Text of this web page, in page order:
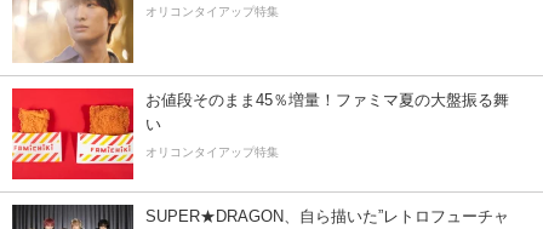
オリコンタイアップ特集
お値段そのまま45％増量！ファミマ夏の大盤振る舞
い
オリコンタイアップ特集
SUPER★DRAGON、自ら描いた”レトロフューチャ